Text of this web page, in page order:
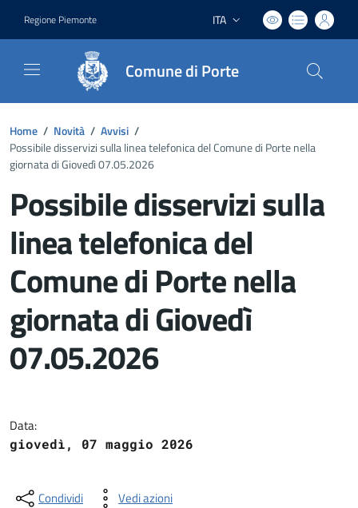
Regione Piemonte Lingua attiva:
ITA
Comune di Porte
Home / Novità / Avvisi /
Possibile disservizi sulla linea telefonica del Comune di Porte nella
giornata di Giovedì 07.05.2026
Possibile disservizi sulla
linea telefonica del
Comune di Porte nella
giornata di Giovedì
07.05.2026
Data:
giovedì, 07 maggio 2026
Condividi Vedi azioni